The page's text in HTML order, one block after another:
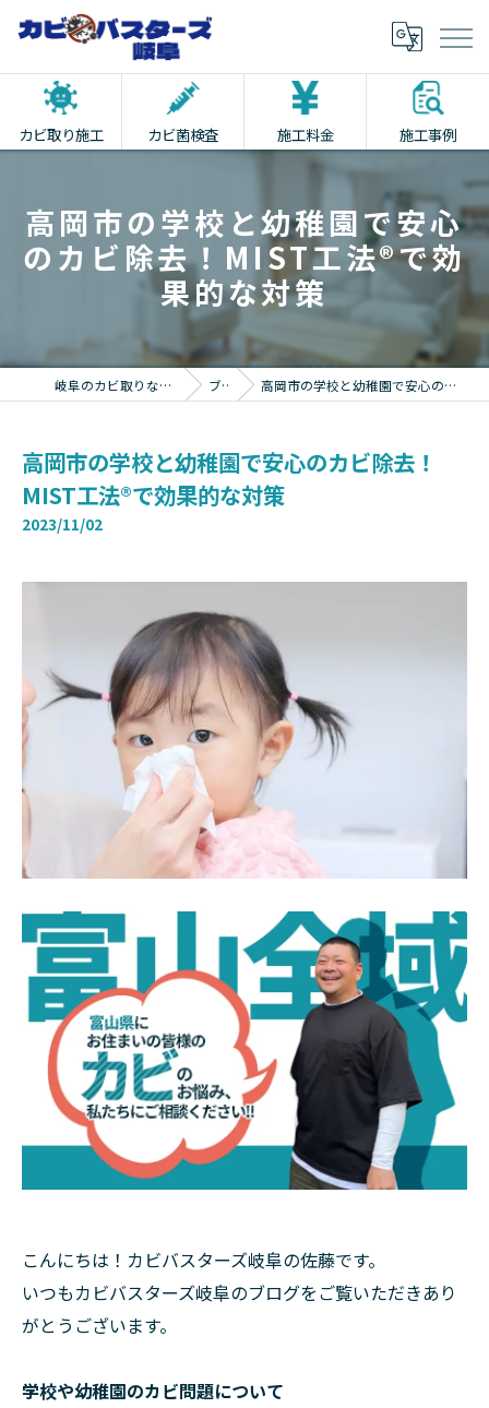
カビ取り施工 カビ菌検査 施工料金 施工事例
高岡市の学校と幼稚園で安心
のカビ除去！MIST工法®で効
果的な対策
岐阜のカビ取りならカビバスターズ岐阜 ブログ 高岡市の学校と幼稚園で安心のカビ除去！MIST工法®で効果的な対策
高岡市の学校と幼稚園で安心のカビ除去！
MIST工法®で効果的な対策
2023/11/02
こんにちは！カビバスターズ岐阜の佐藤です。
いつもカビバスターズ岐阜のブログをご覧いただきあり
がとうございます。
学校や幼稚園のカビ問題について